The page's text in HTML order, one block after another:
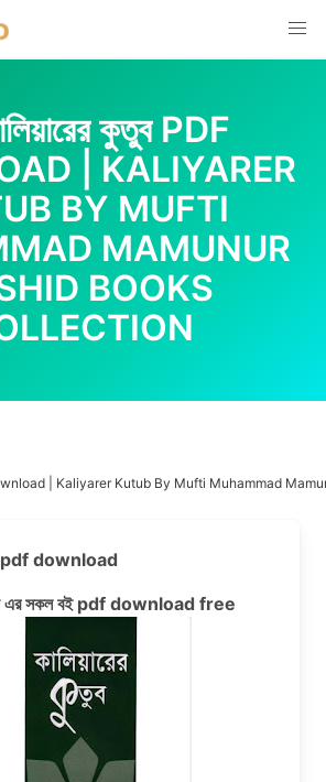
কুতুব PDF
| KALIYARER
BY MUFTI
MAMUNUR
BOOKS
download | Kaliyarer Kutub By Mufti Muhammad
pdf download
এর সকল বই pdf download free